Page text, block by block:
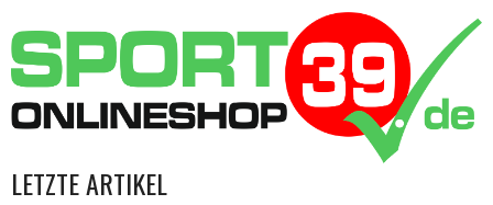
LETZTE ARTIKEL